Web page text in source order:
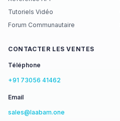
Tutoriels Vidéo
Forum Communautaire
CONTACTER LES VENTES
Téléphone
+91 73056 41462
Email
sales@laabam.one